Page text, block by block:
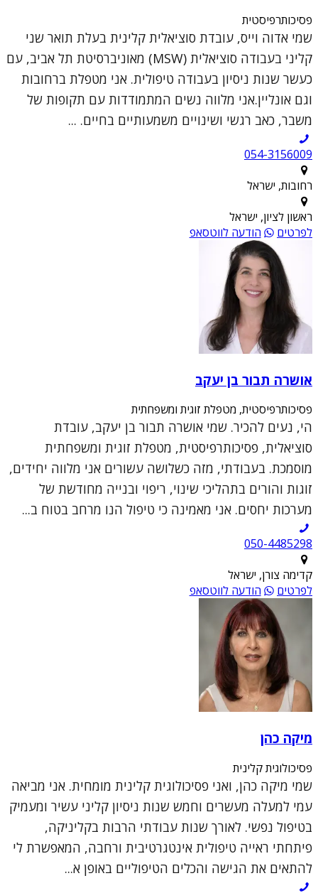
פסיכותרפיסטית
שמי אדוה וייס, עובדת סוציאלית קלינית בעלת תואר שני
קליני בעבודה סוציאלית (MSW) מאוניברסיטת תל אביב, עם
כעשר שנות ניסיון בעבודה טיפולית. אני מטפלת ברחובות
וגם אונליין.אני מלווה נשים המתמודדות עם תקופות של
משבר, כאב רגשי ושינויים משמעותיים בחיים. ...
054-3156009
רחובות, ישראל
ראשון לציון, ישראל
לפרטים
הודעה לווטסאפ
אושרה תבור בן יעקב
פסיכותרפיסטית, מטפלת זוגית ומשפחתית
הי, נעים להכיר. שמי אושרה תבור בן יעקב, עובדת
סוציאלית, פסיכותרפיסטית, מטפלת זוגית ומשפחתית
מוסמכת. בעבודתי, מזה כשלושה עשורים אני מלווה יחידים,
זוגות והורים בתהליכי שינוי, ריפוי ובנייה מחודשת של
מערכות יחסים. אני מאמינה כי טיפול הנו מרחב בטוח ב...
050-4485298
קדימה צורן, ישראל
לפרטים
הודעה לווטסאפ
מיקה כהן
פסיכולוגית קלינית
שמי מיקה כהן, ואני פסיכולוגית קלינית מומחית. אני מביאה
עמי למעלה מעשרים וחמש שנות ניסיון קליני עשיר ומעמיק
בטיפול נפשי. לאורך שנות עבודתי הרבות בקליניקה,
פיתחתי ראייה טיפולית אינטגרטיבית ורחבה, המאפשרת לי
להתאים את הגישה והכלים הטיפוליים באופן א...